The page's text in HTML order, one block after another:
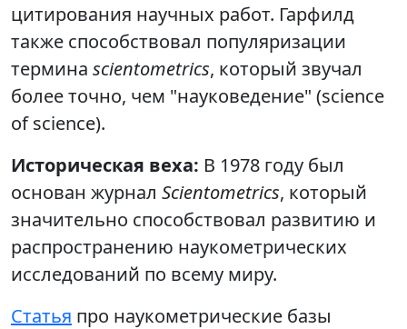
цитирования научных работ. Гарфилд
также способствовал популяризации
термина scientometrics, который звучал
более точно, чем "науковедение" (science
of science).
Историческая веха: В 1978 году был
основан журнал Scientometrics, который
значительно способствовал развитию и
распространению наукометрических
исследований по всему миру.
Статья про наукометрические базы